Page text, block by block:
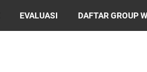
EVALUASI DAFTAR GROUP